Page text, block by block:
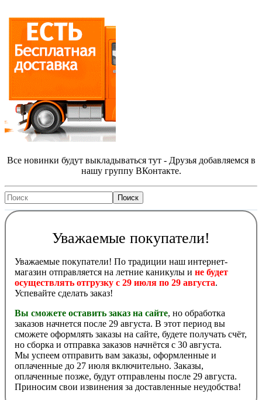
Все новинки будут выкладываться тут - Друзья добавляемся в
нашу группу ВКонтакте.
Уважаемые покупатели!
Уважаемые покупатели! По традиции наш интернет-
магазин отправляется на летние каникулы и не будет
осуществлять отгрузку с 29 июля по 29 августа.
Успевайте сделать заказ!
Вы сможете оставить заказ на сайте, но обработка
заказов начнется после 29 августа. В этот период вы
сможете оформлять заказы на сайте, будете получать счёт,
но сборка и отправка заказов начнётся с 30 августа.
Мы успеем отправить вам заказы, оформленные и
оплаченные до 27 июля включительно. Заказы,
оплаченные позже, будут отправлены после 29 августа.
Приносим свои извинения за доставленные неудобства!